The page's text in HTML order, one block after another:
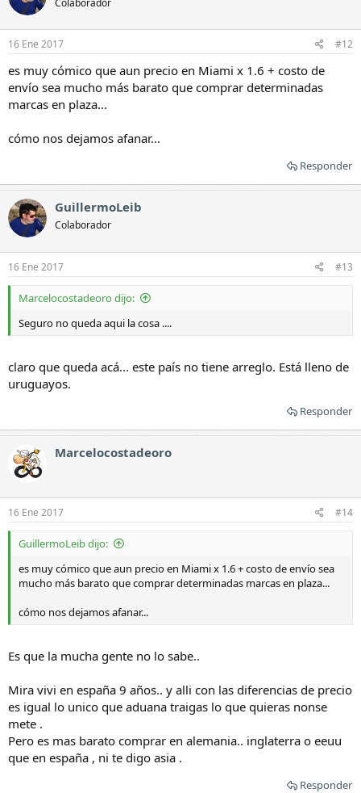
16 Ene 2017 #12
es muy cómico que aun precio en Miami x 1.6 + costo de
envío sea mucho más barato que comprar determinadas
marcas en plaza...
cómo nos dejamos afanar...
Responder
GuillermoLeib
Colaborador
16 Ene 2017 #13
Marcelocostadeoro dijo:
Seguro no queda aqui la cosa ....
claro que queda acá... este país no tiene arreglo. Está lleno de
uruguayos.
Responder
Marcelocostadeoro
16 Ene 2017 #14
GuillermoLeib dijo:
es muy cómico que aun precio en Miami x 1.6 + costo de envío sea
mucho más barato que comprar determinadas marcas en plaza...
cómo nos dejamos afanar...
Es que la mucha gente no lo sabe..
Mira vivi en españa 9 años.. y alli con las diferencias de precio
es igual lo unico que aduana traigas lo que quieras nonse
mete .
Pero es mas barato comprar en alemania.. inglaterra o eeuu
que en españa , ni te digo asia .
Responder